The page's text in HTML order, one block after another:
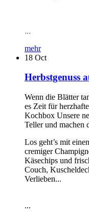
...
mehr
18 Oct
Herbstgenuss
Wenn die Blätter
es Zeit für
Kochbox Unsere
Teller und machen
Los geht’s mit
cremiger
Käsechips und
Couch,
Verlieben...
...